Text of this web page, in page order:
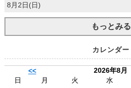
8月2日(日)
もっとみる
カレンダー
<<
2026年8月
日
月 火 水